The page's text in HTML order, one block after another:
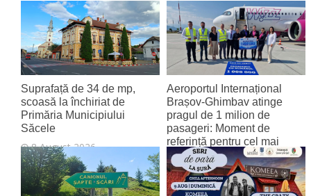
Suprafață de 34 de mp,
scoasă la închiriat de
Primăria Municipiului
Săcele
8 August 2026
Aeroportul Internațional
Brașov‑Ghimbav atinge
pragul de 1 milion de
pasageri: Moment de
referință pentru cel mai
tânăr aeroport al țării
8 August 2026